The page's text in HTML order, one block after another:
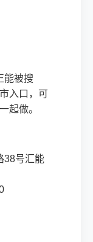
能被搜
入口，可
起做。
38号汇能